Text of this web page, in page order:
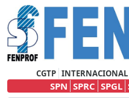
CGTP INTERNACIONAL
SPN SPRC SPGL